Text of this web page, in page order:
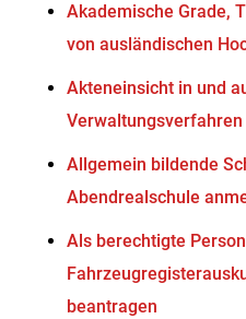
Akademische Grade,
von ausländischen
Akteneinsicht in und
Allgemein bildende
Abendrealschule
Als berechtigte Person
beantragen